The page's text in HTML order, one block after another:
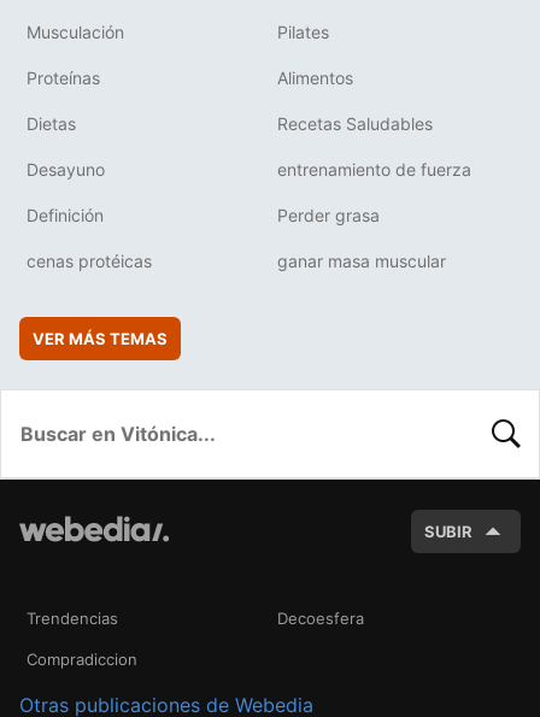
Musculación Pilates
Proteínas Alimentos
Dietas Recetas Saludables
Desayuno entrenamiento de fuerza
Definición Perder grasa
cenas protéicas ganar masa muscular
VER MÁS TEMAS
SUBIR
Trendencias Decoesfera
Compradiccion
Otras publicaciones de Webedia